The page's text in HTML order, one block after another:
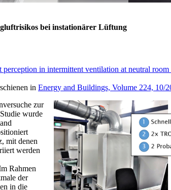
bei instationärer Lüftung
perception in intermittent ventilation at neutral room
in Energy and Buildings, Volume 224, 10/
zur
wurde
mit denen
werden
Rahmen
der
in die